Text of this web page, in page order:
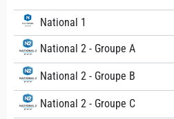
National 1
National 2 - Groupe A
National 2 - Groupe B
National 2 - Groupe C